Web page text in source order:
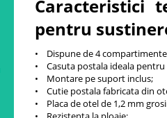
Caracteristici
pentru
• Dispune de 4
• Casuta postala ideala
• Montare pe suport inclus;
• Cutie postala fabricata din
• Placa de otel de 1,2 mm